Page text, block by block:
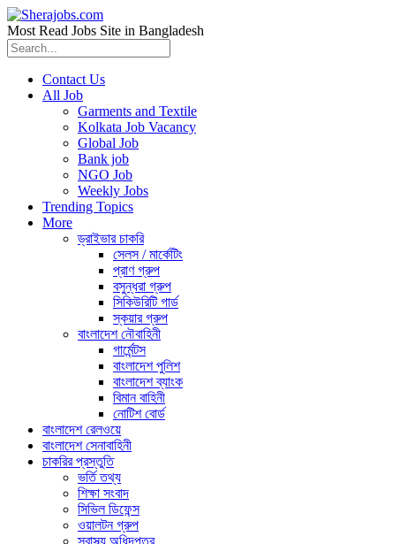
Most Read Jobs Site in Bangladesh
Contact Us
All Job
Garments and Textile
Kolkata Job Vacancy
Global Job
Bank job
NGO Job
Weekly Jobs
Trending Topics
More
ড্রাইভার চাকরি
সেলস / মার্কেটিং
প্রাণ গ্রুপ
বসুন্ধরা গ্রুপ
সিকিউরিটি গার্ড
স্কয়ার গ্রুপ
বাংলাদেশ নৌবাহিনী
গার্মেন্টস
বাংলাদেশ পুলিশ
বাংলাদেশ ব্যাংক
বিমান বাহিনী
নোটিশ বোর্ড
বাংলাদেশ রেলওয়ে
বাংলাদেশ সেনাবাহিনী
চাকরির প্রস্তুতি
ভর্তি তথ্য
শিক্ষা সংবাদ
সিভিল ডিফেন্স
ওয়ালটন গ্রুপ
স্বাস্থ্য অধিদপ্তর